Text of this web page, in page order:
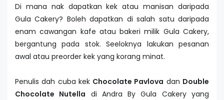
Di mana nak dapatkan kek atau manisan daripada
Gula Cakery? Boleh dapatkan di salah satu daripada
enam cawangan kafe atau bakeri milik Gula Cakery,
bergantung pada stok. Seeloknya lakukan pesanan
awal atau preorder kek yang korang minat.
Penulis dah cuba kek Chocolate Pavlova dan Double
Chocolate Nutella di Andra By Gula Cakery yang